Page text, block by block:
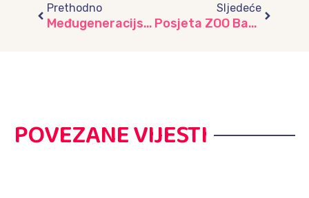
Prethodno
Međugeneracijsko druženje puno ljubavi i zajedništva, vrtić “Lužani”
Sljedeće
Posjeta ZOO Bamby – Dan ispunjen učenjem i igrom, vrtić „Žubor“
POVEZANE VIJESTI